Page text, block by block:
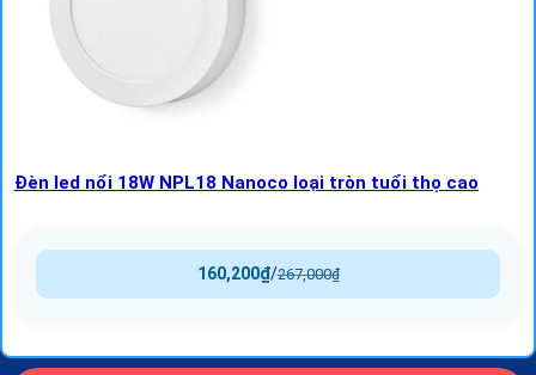
Đèn led nổi 18W NPL18 Nanoco loại tròn tuổi thọ cao
267,000₫
/
160,200₫